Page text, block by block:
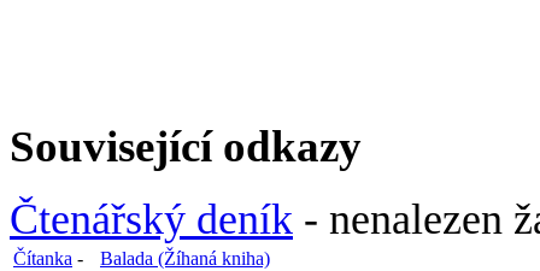
Související odkazy
Čtenářský deník - nenalezen
Čítanka -
Balada (Žíhaná kniha)